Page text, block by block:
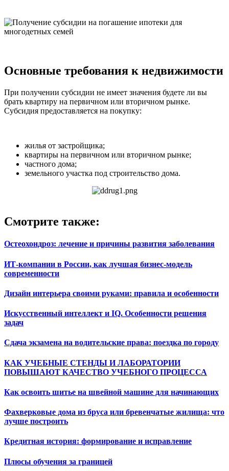
Основные требования к недвижимости
При получении субсидии не имеет значения будете ли вы
брать квартиру на первичном или вторичном рынке.
Субсидия предоставляется на покупку:
жилья от застройщика;
квартиры на первичном или вторичном рынке;
частного дома;
земельного участка под строительство дома.
Смотрите также:
Остеохондроз: лечение и причины развития заболевания
ИТ-компании в России, как лучшая бизнес-модель
современности
Дизайн интерьера своими руками: правила и особенности
Искусственный интеллект и IQ. Особенности решения
задач
Сдача экзамена на водительские права: поездка по городу
КАК УЧЕБНЫЕ СТЕНДЫ И ЛАБОРАТОРИИ
ПОВЫШАЮТ КАЧЕСТВО УЧЕБНОГО ПРОЦЕССА
Как освоить шитье на швейной машине для начинающих
Фахверковые дома из бруса или бревенчатые жилища: что
лучше построить
Кредитная история: формирование и исправление
Плюсы обучения за границей